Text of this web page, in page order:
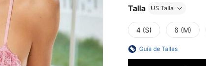
Talla US Talla
4 (S) 6 (M)
Guía de Tallas